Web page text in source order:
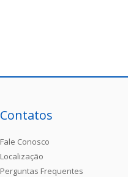
Contatos
Fale Conosco
Localização
Perguntas Frequentes